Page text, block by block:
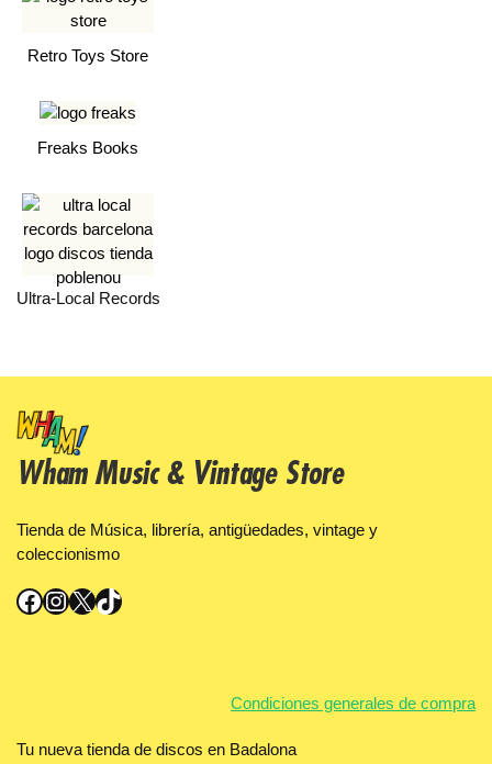
Retro Toys Store
Freaks Books
Ultra-Local Records
Wham Music & Vintage Store
Tienda de Música, librería, antigüedades, vintage y
coleccionismo
Facebook InstagramX TikTok
Condiciones generales de compra
Tu nueva tienda de discos en Badalona